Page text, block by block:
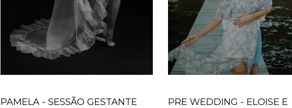
PAMELA - SESSÃO GESTANTE
PRE WEDDING - ELOISE E